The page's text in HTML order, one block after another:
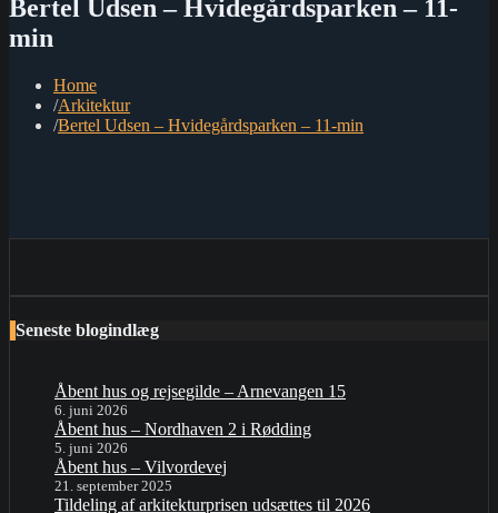
Bertel Udsen – Hvidegårdsparken – 11-
min
Home
Arkitektur
Bertel Udsen – Hvidegårdsparken – 11-min
Seneste blogindlæg
Åbent hus og rejsegilde – Arnevangen 15
6. juni 2026
Åbent hus – Nordhaven 2 i Rødding
5. juni 2026
Åbent hus – Vilvordevej
21. september 2025
Tildeling af arkitekturprisen udsættes til 2026